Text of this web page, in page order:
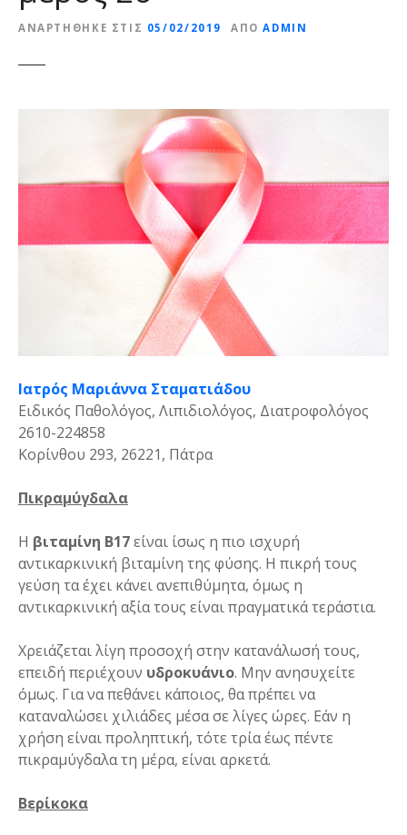
ΑΝΑΡΤΉΘΗΚΕ ΣΤΙΣ 05/02/2019 ΑΠΌ ADMIN
Ιατρός Μαριάννα Σταματιάδου
Ειδικός Παθολόγος, Λιπιδιολόγος, Διατροφολόγος
2610-224858
Κορίνθου 293, 26221, Πάτρα
Πικραμύγδαλα
Η βιταμίνη B17είναι ίσως η πιο ισχυρή
αντικαρκινική βιταμίνη της φύσης. Η πικρή τους
γεύση τα έχει κάνει ανεπιθύμητα, όμως η
αντικαρκινική αξία τους είναι πραγματικά τεράστια.
Χρειάζεται λίγη προσοχή στην κατανάλωσή τους,
επειδή περιέχουν υδροκυάνιο. Μην ανησυχείτε
όμως. Για να πεθάνει κάποιος, θα πρέπει να
καταναλώσει χιλιάδες μέσα σε λίγες ώρες. Εάν η
χρήση είναι προληπτική, τότε τρία έως πέντε
πικραμύγδαλα τη μέρα, είναι αρκετά.
Βερίκοκα